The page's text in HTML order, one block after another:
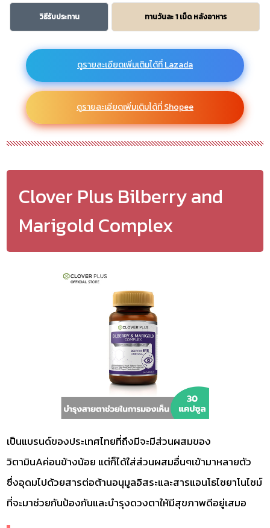
วิธีรับประทาน ทานวันละ 1 เม็ด หลังอาหาร
ดูรายละเอียดเพิ่มเติมได้ที่ Lazada
ดูรายละเอียดเพิ่มเติมได้ที่ Shopee
Clover Plus Bilberry and
Marigold Complex
เป็นแบรนด์ของประเทศไทยที่ถึงมีจะมีส่วนผสมของ
วิตามินAค่อนข้างน้อย แต่ก็ได้ใส่ส่วนผสมอื่นๆเข้ามาหลายตัว
ซึ่งอุดมไปด้วยสารต่อต้านอนุมูลอิสระและสารแอนโธไซยาโนไซม์
ที่จะมาช่วยกันป้องกันและบำรุงดวงตาให้มีสุขภาพดีอยู่เสมอ